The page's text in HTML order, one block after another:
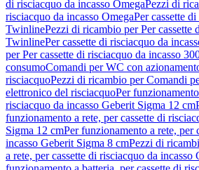
di risciacquo da incasso OmegaPezzi di
risciacquo da incasso OmegaPer cassette
TwinlinePezzi di ricambio per Per cassette
TwinlinePer cassette di risciacquo da
per Per cassette di risciacquo da incasso
consumoComandi per WC con
risciacquoPezzi di ricambio per Comandi
elettronico del risciacquoPer
risciacquo da incasso Geberit Sigma 12 cm
funzionamento a rete, per cassette di
Sigma 12 cmPer funzionamento a rete, per
incasso Geberit Sigma 8 cmPezzi di
a rete, per cassette di risciacquo da incasso